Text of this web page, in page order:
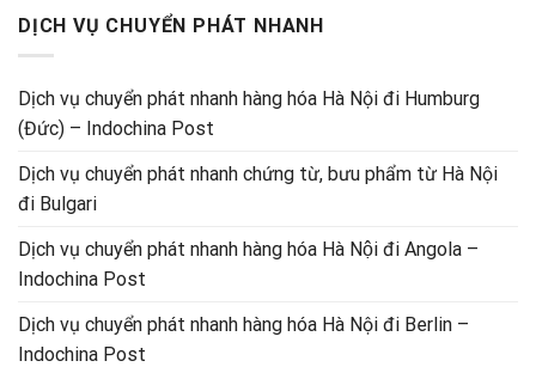
DỊCH VỤ CHUYỂN PHÁT NHANH
Dịch vụ chuyển phát nhanh hàng hóa Hà Nội đi Humburg
(Đức) – Indochina Post
Dịch vụ chuyển phát nhanh chứng từ, bưu phẩm từ Hà Nội
đi Bulgari
Dịch vụ chuyển phát nhanh hàng hóa Hà Nội đi Angola –
Indochina Post
Dịch vụ chuyển phát nhanh hàng hóa Hà Nội đi Berlin –
Indochina Post